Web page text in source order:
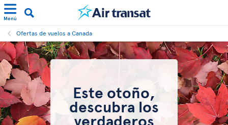
Menú
Ofertas de vuelos a Canada
Este otoño,
descubra los
verdaderos